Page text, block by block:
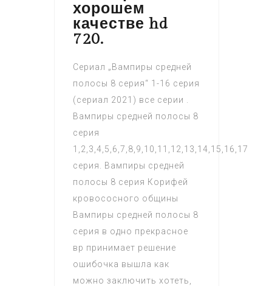
хорошем
качестве hd
720.
Сериал „Вампиры средней
полосы 8 серия“ 1-16 серия
(сериал 2021) все серии .
Вампиры средней полосы 8
серия
1,2,3,4,5,6,7,8,9,10,11,12,13,14,15,16,17
серия. Вампиры средней
полосы 8 серия Корифей
кровососного общины
Вампиры средней полосы 8
серия в одно прекрасное
вр принимает решение
ошибочка вышла как
можно заключить хотеть,